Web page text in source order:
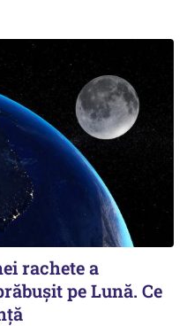
rachete a
pe Lună. Ce